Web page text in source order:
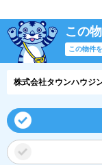
この
この物件
株式会社タウンハウジ